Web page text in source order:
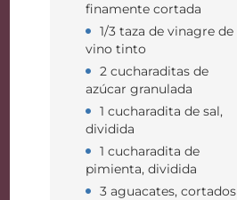
finamente cortada
1/3 taza de vinagre de
vino tinto
2 cucharaditas de
azúcar granulada
1 cucharadita de sal,
dividida
1 cucharadita de
pimienta, dividida
3 aguacates, cortados